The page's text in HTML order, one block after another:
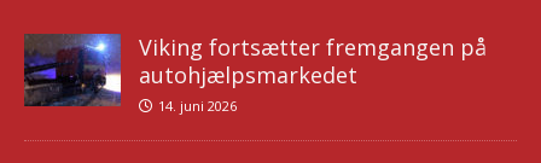
Viking fortsætter fremgangen på
autohjælpsmarkedet
14. juni 2026